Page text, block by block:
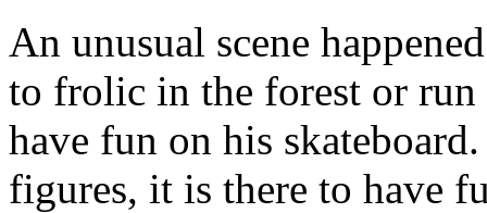
An unusual scene
to frolic in the forest or run
have fun on his
figures, it is there to have